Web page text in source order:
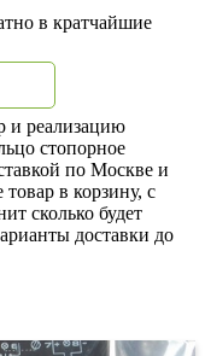
в кратчайшие
и реализацию
стопорное
по Москве и
в корзину, с
сколько будет
доставки до